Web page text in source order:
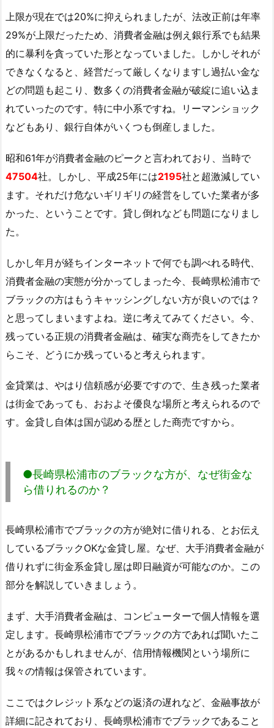
上限が現在では20%に抑えられましたが、法改正前は年率
29%が上限だったため、消費者金融は例え銀行系でも結果
的に暴利を貪っていた形となっていました。しかしそれが
できなくなると、経営だって厳しくなりますし過払い金な
どの問題も起こり、数多くの消費者金融が破綻に追い込ま
れていったのです。特に中小系ですね。リーマンショック
などもあり、銀行自体がいくつも倒産しました。
昭和61年が消費者金融のピークと言われており、当時で
47504社。しかし、平成25年には2195社と超激減してい
ます。それだけ危ないギリギリの経営をしていた業者が多
かった、ということです。貸し倒れなども問題になりまし
た。
しかし年月が経ちインターネットで何でも調べれる時代、
消費者金融の実態が分かってしまった今、長崎県松浦市で
ブラックの方はもうキャッシングしない方が良いのでは？
と思ってしまいますよね。逆に考えてみてください。今、
残っている正規の消費者金融は、確実な商売をしてきたか
らこそ、どうにか残っていると考えられます。
金貸業は、やはり信頼感が必要ですので、生き残った業者
は街金であっても、おおよそ優良な場所と考えられるので
す。金貸し自体は国が認める歴とした商売ですから。
●長崎県松浦市のブラックな方が、なぜ街金な
ら借りれるのか？
長崎県松浦市でブラックの方が絶対に借りれる、とお伝え
しているブラックOKな金貸し屋。なぜ、大手消費者金融が
借りれずに街金系金貸し屋は即日融資が可能なのか。この
部分を解説していきましょう。
まず、大手消費者金融は、コンピューターで個人情報を選
定します。長崎県松浦市でブラックの方であれば聞いたこ
とがあるかもしれませんが、信用情報機関という場所に
我々の情報は保管されています。
ここではクレジット系などの返済の遅れなど、金融事故が
詳細に記されており、長崎県松浦市でブラックであること